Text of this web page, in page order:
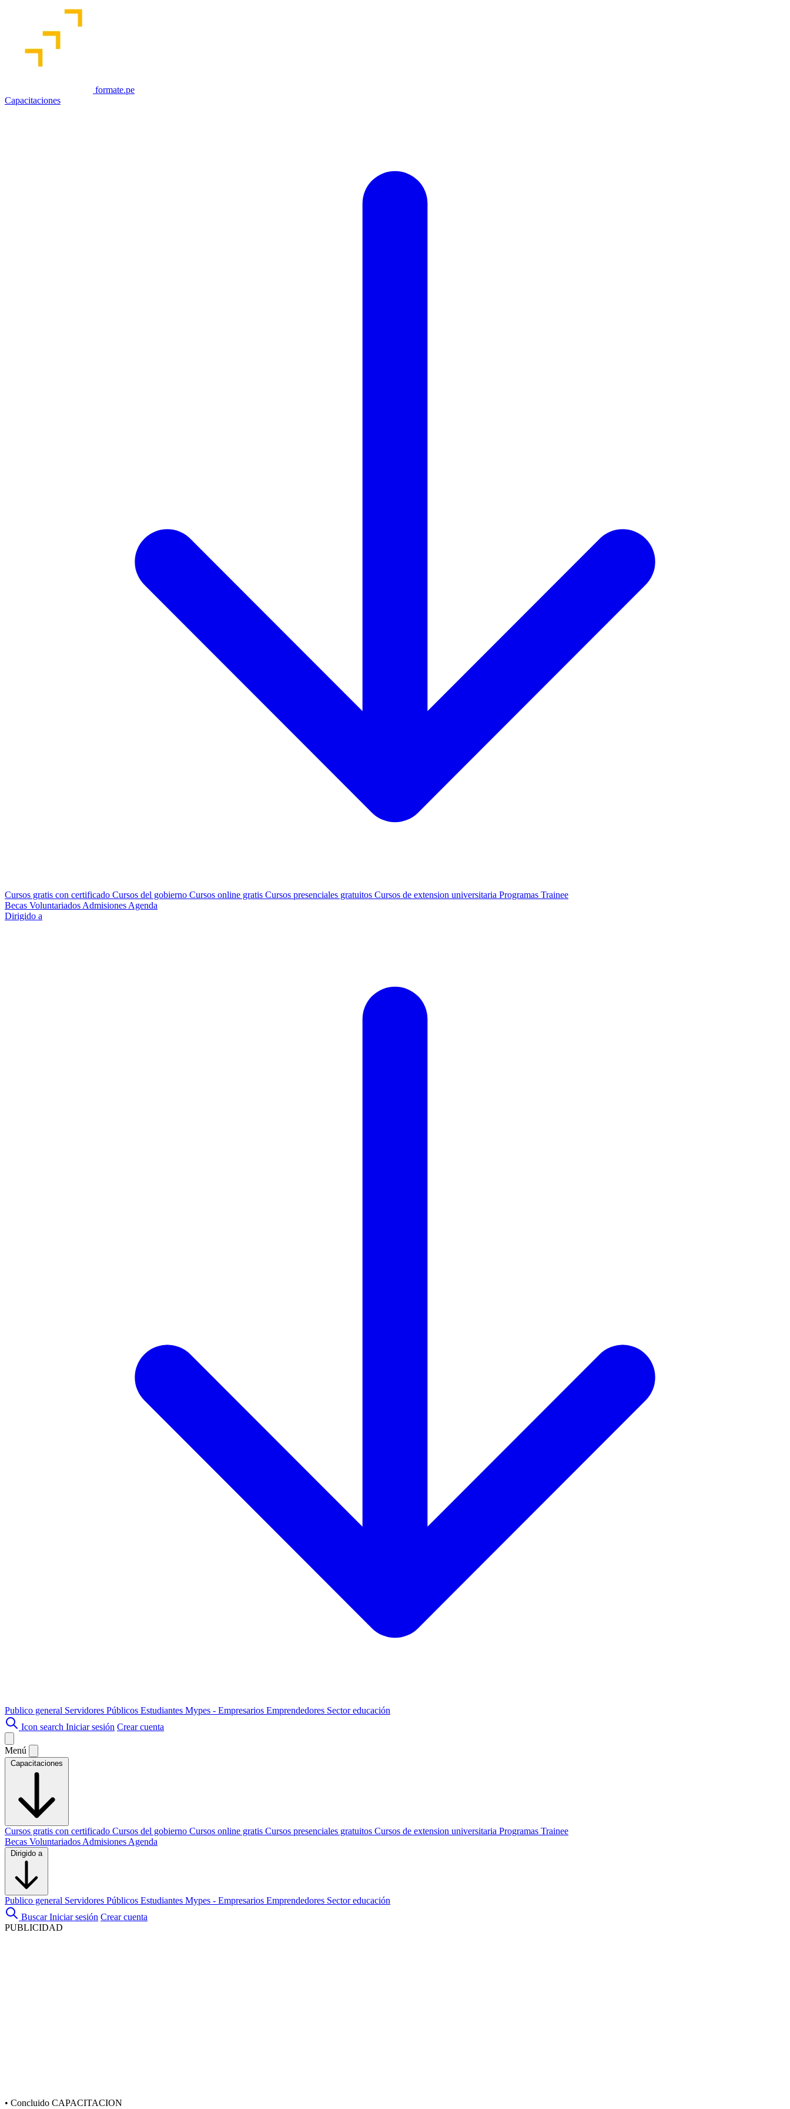
formate.pe
Capacitaciones
Cursos gratis con certificado Cursos del gobierno Cursos online gratis Cursos presenciales gratuitos Cursos de extension universitaria Programas Trainee
Becas Voluntariados Admisiones Agenda
Dirigido a
Publico general Servidores Públicos Estudiantes Mypes - Empresarios Emprendedores Sector educación
Icon search Iniciar sesión Crear cuenta
Menú
Capacitaciones
Cursos gratis con certificado Cursos del gobierno Cursos online gratis Cursos presenciales gratuitos Cursos de extension universitaria Programas Trainee
Becas Voluntariados Admisiones Agenda
Dirigido a
Publico general Servidores Públicos Estudiantes Mypes - Empresarios Emprendedores Sector educación
Buscar Iniciar sesión Crear cuenta
PUBLICIDAD
• Concluido CAPACITACION